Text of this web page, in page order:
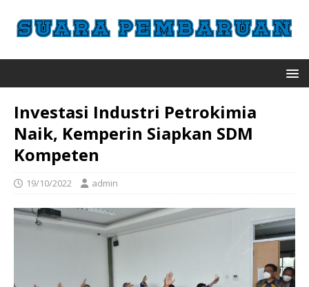
Investasi Industri Petrokimia
Naik, Kemperin Siapkan SDM
Kompeten
19/10/2022 admin